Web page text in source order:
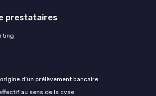
prestataires
d'un prélèvement bancaire
au sens de la cvae